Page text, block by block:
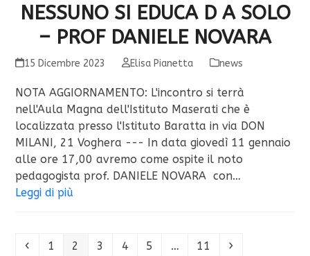
NESSUNO SI EDUCA D A SOLO
– PROF DANIELE NOVARA
15 Dicembre 2023 Elisa Pianetta news
NOTA AGGIORNAMENTO: L'incontro si terrà
nell'Aula Magna dell'Istituto Maserati che è
localizzata presso l'Istituto Baratta in via DON
MILANI, 21 Voghera --- In data giovedì 11 gennaio
alle ore 17,00 avremo come ospite il noto
pedagogista prof. DANIELE NOVARA con…
Leggi di più
Precedente
Pagina
1 Pagina
2 Pagina
3 Pagina
4 Pagina
5 … Pagina
11 Successivo